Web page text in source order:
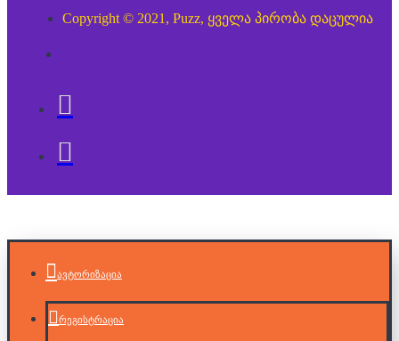
Copyright © 2021, Puzz, ყველა პირობა დაცულია
ავტორიზაცია
რეგისტრაცია